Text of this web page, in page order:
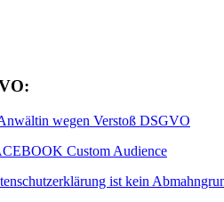
wegen Verstoß DSGVO
Custom Audience
ist kein